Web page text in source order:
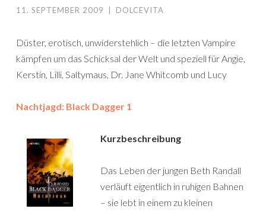
11. SEPTEMBER 2009 DOLCEVITA
Düster, erotisch, unwiderstehlich – die letzten Vampire
kämpfen um das Schicksal der Welt und speziell für Angie,
Kerstin, Lilli, Saltymaus, Dr. Jane Whitcomb und Lucy
Nachtjagd: Black Dagger 1
Kurzbeschreibung
Das Leben der jungen Beth Randall
verläuft eigentlich in ruhigen Bahnen
– sie lebt in einem zu kleinen